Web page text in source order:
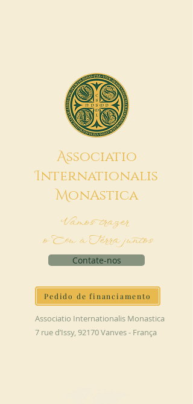
Associatio
Internationalis
MonAstica
Vamos trazer
o Céu à Terra juntos
Contate-nos
Pedido de financiamento
Associatio Internationalis Monastica
7 rue d’Issy, 92170 Vanves - França